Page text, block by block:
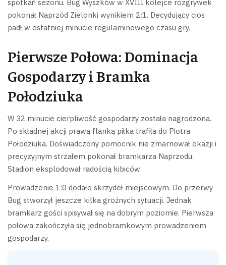
spotkań sezonu. Bug Wyszków w XVIII kolejce rozgrywek
pokonał Naprzód Zielonki wynikiem 2:1. Decydujący cios
padł w ostatniej minucie regulaminowego czasu gry.
Pierwsze Połowa: Dominacja
Gospodarzy i Bramka
Połodziuka
W 32 minucie cierpliwość gospodarzy została nagrodzona.
Po składnej akcji prawą flanką piłka trafiła do Piotra
Połodziuka. Doświadczony pomocnik nie zmarnował okazji i
precyzyjnym strzałem pokonał bramkarza Naprzodu.
Stadion eksplodował radością kibiców.
Prowadzenie 1:0 dodało skrzydeł miejscowym. Do przerwy
Bug stworzył jeszcze kilka groźnych sytuacji. Jednak
bramkarz gości spisywał się na dobrym poziomie. Pierwsza
połowa zakończyła się jednobramkowym prowadzeniem
gospodarzy.